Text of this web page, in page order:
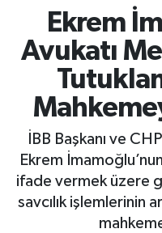
Ekrem
Avukatı
İBB Başkanı ve
Ekrem
ifade vermek üzere
savcılık işlemlerinin